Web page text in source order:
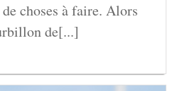
de choses à faire. Alors
de[...]